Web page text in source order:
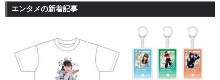
エンタメの新着記事